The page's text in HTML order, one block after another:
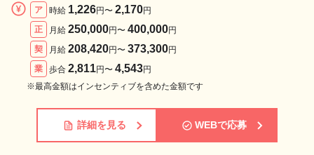
ア 時給 1,226円〜 2,170円
正
月給 250,000円〜 400,000円
契
月給 208,420円〜 373,300円
業
歩合 2,811円〜 4,543円
※最高金額はインセンティブを含めた金額です
詳細を見る WEBで応募